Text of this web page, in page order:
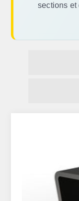
sections et